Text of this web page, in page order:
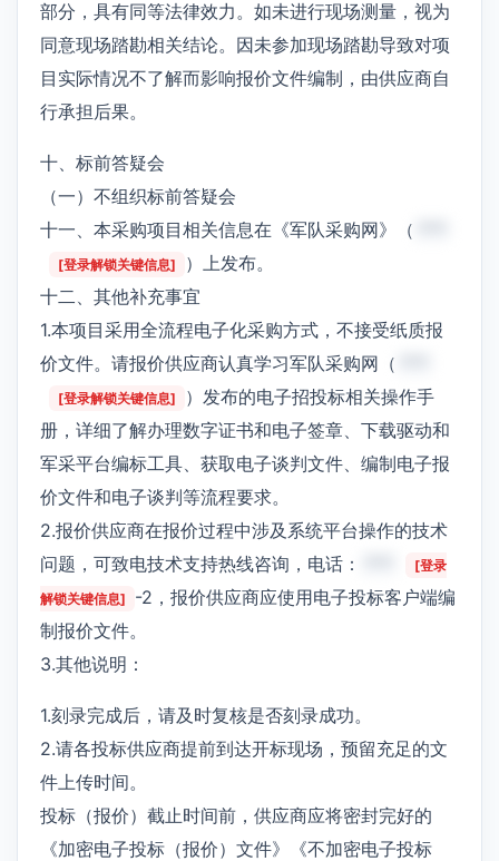
部分，具有同等法律效力。如未进行现场测量，视为
同意现场踏勘相关结论。因未参加现场踏勘导致对项
目实际情况不了解而影响报价文件编制，由供应商自
行承担后果。
十、标前答疑会
（一）不组织标前答疑会
十一、本采购项目相关信息在《军队采购网》（
[登录解锁关键信息]
）上发布。
十二、其他补充事宜
1.本项目采用全流程电子化采购方式，不接受纸质报
价文件。请报价供应商认真学习军队采购网（
[登录解锁关键信息]
）发布的电子招投标相关操作手
册，详细了解办理数字证书和电子签章、下载驱动和
军采平台编标工具、获取电子谈判文件、编制电子报
价文件和电子谈判等流程要求。
2.报价供应商在报价过程中涉及系统平台操作的技术
问题，可致电技术支持热线咨询，电话：
[登录
解锁关键信息]
-2，报价供应商应使用电子投标客户端编
制报价文件。
3.其他说明：
1.刻录完成后，请及时复核是否刻录成功。
2.请各投标供应商提前到达开标现场，预留充足的文
件上传时间。
投标（报价）截止时间前，供应商应将密封完好的
《加密电子投标（报价）文件》《不加密电子投标